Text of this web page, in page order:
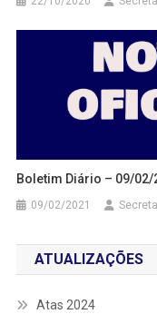
Boletim Diário – 09/02/
09/02/2021
ATUALIZAÇÕES
Atas 2024